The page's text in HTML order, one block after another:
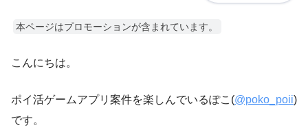
本ページはプロモーションが含まれています。
こんにちは。
ポイ活ゲームアプリ案件を楽しんでいるぽこ(@poko_poii)
です。